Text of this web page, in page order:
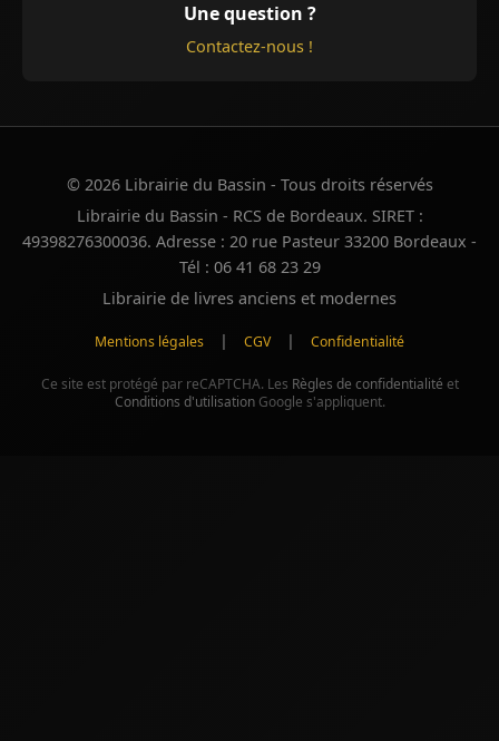
Une question ?
Contactez-nous !
© 2026 Librairie du Bassin - Tous droits réservés
Librairie du Bassin - RCS de Bordeaux. SIRET :
49398276300036. Adresse : 20 rue Pasteur 33200 Bordeaux -
Tél : 06 41 68 23 29
Librairie de livres anciens et modernes
Mentions légales | CGV | Confidentialité
Ce site est protégé par reCAPTCHA. Les Règles de confidentialité et
Conditions d'utilisationGoogle s'appliquent.